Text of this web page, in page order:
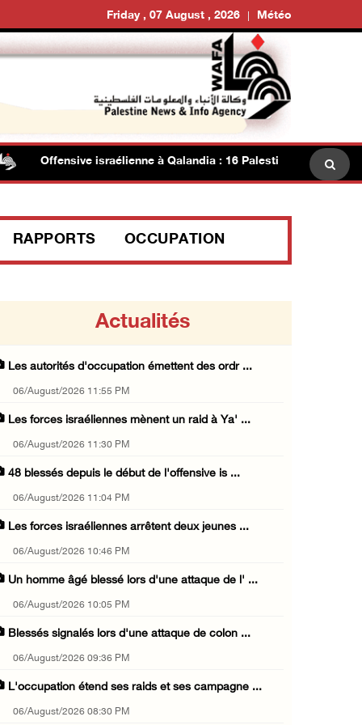
Friday , 07 August , 2026 Météo
Offensive israélienne à Qalandia : 16 Palestiniens blessés et
RAPPORTS OCCUPATION
Actualités
Les autorités d'occupation émettent des ordr ...
06/August/2026 11:55 PM
Les forces israéliennes mènent un raid à Ya' ...
06/August/2026 11:30 PM
48 blessés depuis le début de l'offensive is ...
06/August/2026 11:04 PM
Les forces israéliennes arrêtent deux jeunes ...
06/August/2026 10:46 PM
Un homme âgé blessé lors d'une attaque de l' ...
06/August/2026 10:05 PM
Blessés signalés lors d'une attaque de colon ...
06/August/2026 09:36 PM
L'occupation étend ses raids et ses campagne ...
06/August/2026 08:30 PM